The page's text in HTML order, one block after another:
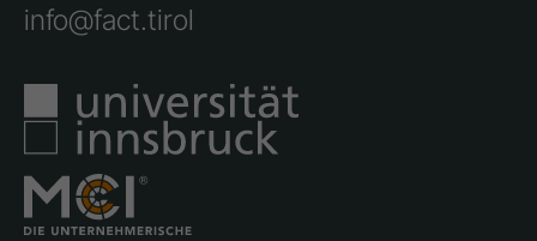
info@fact.tirol